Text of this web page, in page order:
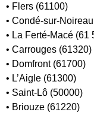
• Flers (61100)
• Condé-sur-
• La Ferté-Macé (61
• Carrouges (61320)
• Domfront (61700)
• L’Aigle (61300)
• Saint-Lô (50000)
• Briouze (61220)